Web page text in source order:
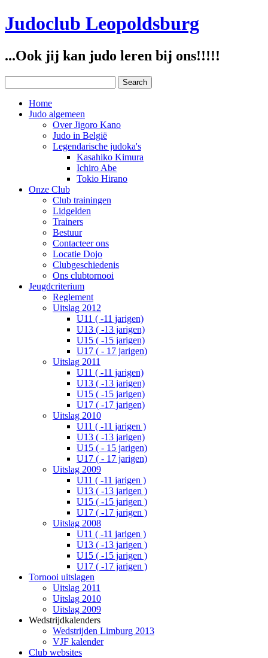
Judoclub Leopoldsburg
...Ook jij kan judo leren bij ons!!!!!
Home
Judo algemeen
Over Jigoro Kano
Judo in België
Legendarische judoka's
Kasahiko Kimura
Ichiro Abe
Tokio Hirano
Onze Club
Club trainingen
Lidgelden
Trainers
Bestuur
Contacteer ons
Locatie Dojo
Clubgeschiedenis
Ons clubtornooi
Jeugdcriterium
Reglement
Uitslag 2012
U11 ( -11 jarigen)
U13 ( -13 jarigen)
U15 ( -15 jarigen)
U17 ( - 17 jarigen)
Uitslag 2011
U11 ( -11 jarigen)
U13 ( -13 jarigen)
U15 ( -15 jarigen)
U17 ( -17 jarigen)
Uitslag 2010
U11 ( -11 jarigen )
U13 ( -13 jarigen)
U15 ( - 15 jarigen)
U17 ( - 17 jarigen)
Uitslag 2009
U11 ( -11 jarigen )
U13 ( -13 jarigen )
U15 ( -15 jarigen )
U17 ( -17 jarigen )
Uitslag 2008
U11 ( -11 jarigen )
U13 ( -13 jarigen )
U15 ( -15 jarigen )
U17 ( -17 jarigen )
Tornooi uitslagen
Uitslag 2011
Uitslag 2010
Uitslag 2009
Wedstrijdkalenders
Wedstrijden Limburg 2013
VJF kalender
Club websites